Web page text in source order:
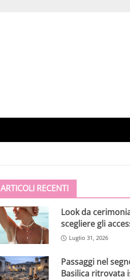
ARTICOLI RECENTI
Look da
scegliere gli
Luglio 31, 2026
Passaggi nel
Basilica ritrovata